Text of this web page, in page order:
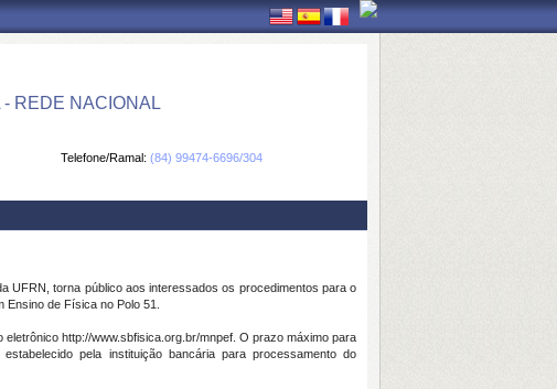
REDE NACIONAL
Telefone/Ramal: (84) 99474-6696/304
UFRN, torna público aos interessados os procedimentos para o
de Física no Polo 51.
http://www.sbfisica.org.br/mnpef. O prazo máximo para
pela instituição bancária para processamento do